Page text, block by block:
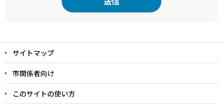
文
こ
こ
ま
で
サイトマップ
市関係者向け
このサイトの使い方